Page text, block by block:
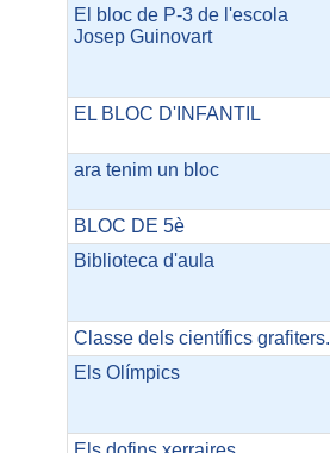
El bloc de P-3 de l'escola
Josep Guinovart
EL BLOC D'INFANTIL
ara tenim un bloc
BLOC DE 5è
Biblioteca d'aula
Classe dels científics grafiters.
Els Olímpics